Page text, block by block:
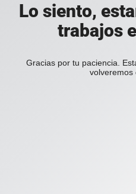
Lo siento,
trabajos
Gracias por tu paciencia.
volveremos